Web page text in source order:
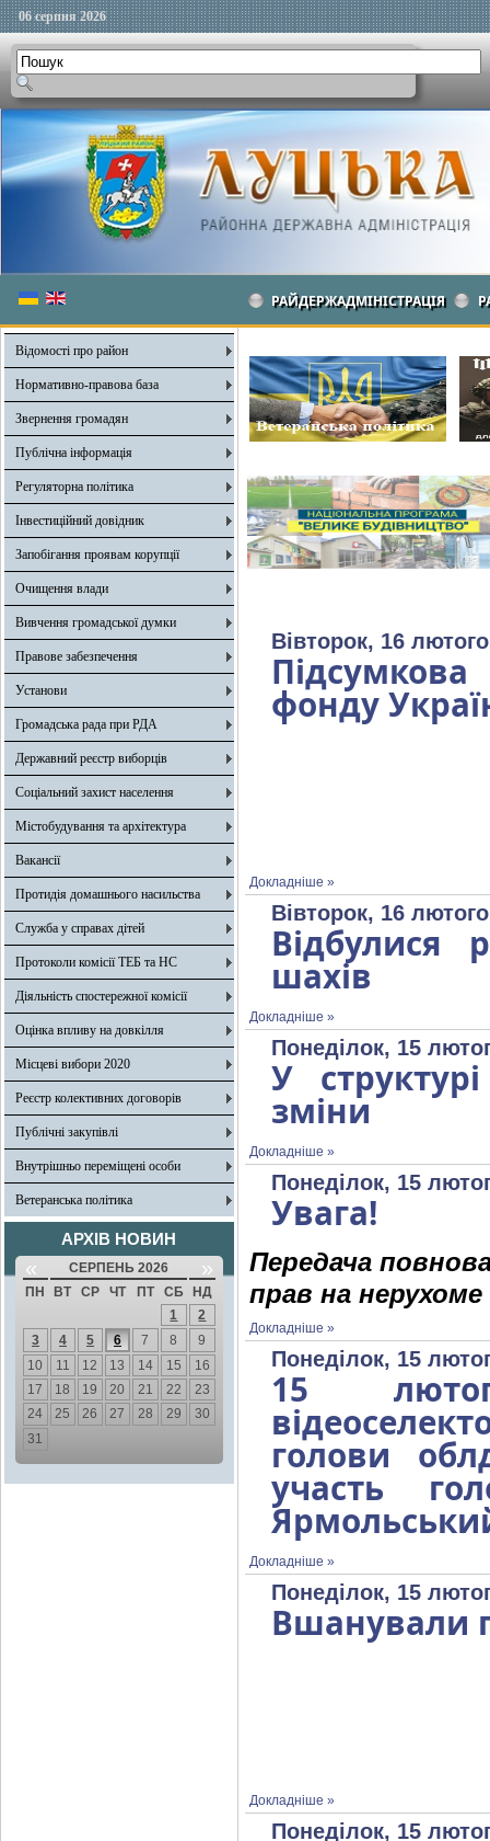
06 серпня 2026
РАЙДЕРЖАДМІНІСТРАЦІЯ
Відомості про район
Нормативно-правова база
Звернення громадян
Публічна інформація
Регуляторна політика
Інвестиційний довідник
Запобігання проявам корупції
Очищення влади
Вивчення громадської думки
Правове забезпечення
Установи
Громадська рада при РДА
Державний реєстр виборців
Соціальний захист населення
Містобудування та архітектура
Вакансії
Протидія домашнього насильства
Служба у справах дітей
Протоколи комісії ТЕБ та НС
Діяльність спостережної комісії
Оцінка впливу на довкілля
Місцеві вибори 2020
Реєстр колективних договорів
Публічні закупівлі
Внутрішньо переміщені особи
Ветеранська політика
АРХІВ НОВИН
« СЕРПЕНЬ 2026 »
ПН ВТ СР ЧТ ПТ СБ
НД
1
2
3
4 5 6 7 8
9
10
11 12 13 14 15
16
17
18 19 20 21 22
23
24
25 26 27 28 29
30
31
Вівторок, 16
фонду
Докладніше »
Вівторок, 16
Відбулися
шахів
Докладніше »
Понеділок, 15
У
зміни
Докладніше »
Понеділок, 15
Увага!
Передача
прав на
Докладніше »
Понеділок, 15
15
голови
участь
Докладніше »
Понеділок, 15
Вшанували
Докладніше »
Понеділок, 15